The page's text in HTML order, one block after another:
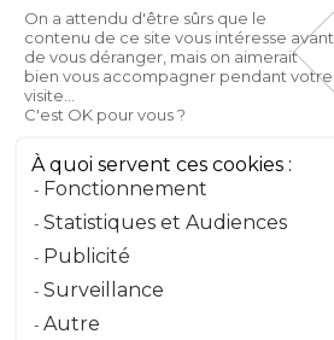
On a attendu d'être sûrs que le
contenu de ce site vous intéresse avant
de vous déranger, mais on aimerait
bien vous accompagner pendant votre
visite...
C'est OK pour vous ?
À quoi servent ces cookies :
Fonctionnement
Statistiques et Audiences
Publicité
Surveillance
Autre